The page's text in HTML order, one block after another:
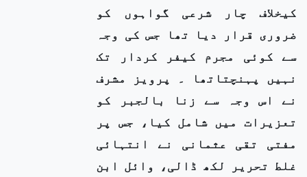
کیخلاف چار شرعی گواہوں کو
ضروری قرار دیا تھا جس کی وجہ
سے کوئی مجرم کیفر کردار تک
نہیں پہنچتاتھا ۔ پرویز مشرف
نے اس وجہ سے زنا بالجبر کو
تعزیرات میں شامل کیا، جس پر
مفتی تقی عثمانی نے انتہائی
غلط تحریر لکھ ڈالی، وائل ابن